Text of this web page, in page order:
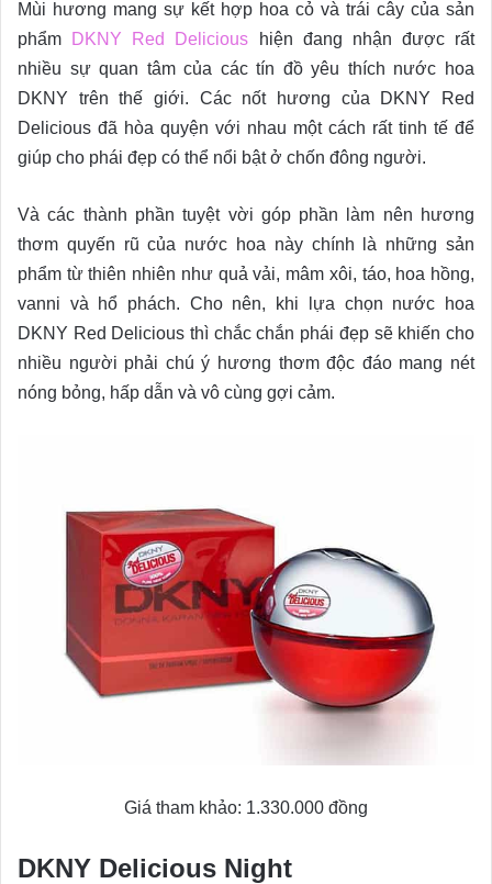
Mùi hương mang sự kết hợp hoa cỏ và trái cây của sản
phẩm
DKNY Red Delicious hiện đang nhận được rất
nhiều sự quan tâm của các tín đồ yêu thích nước hoa
DKNY trên thế giới. Các nốt hương của DKNY Red
Delicious đã hòa quyện với nhau một cách rất tinh tế để
giúp cho phái đẹp có thể nổi bật ở chốn đông người.
Và các thành phần tuyệt vời góp phần làm nên hương
thơm quyến rũ của nước hoa này chính là những sản
phẩm từ thiên nhiên như quả vải, mâm xôi, táo, hoa hồng,
vanni và hổ phách. Cho nên, khi lựa chọn nước hoa
DKNY Red Delicious thì chắc chắn phái đẹp sẽ khiến cho
nhiều người phải chú ý hương thơm độc đáo mang nét
nóng bỏng, hấp dẫn và vô cùng gợi cảm.
Giá tham khảo: 1.330.000 đồng
DKNY Delicious Night